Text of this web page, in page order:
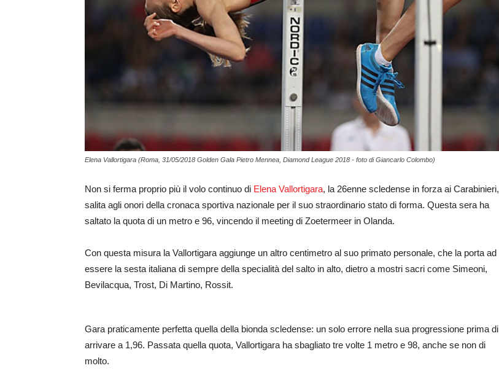
Elena Vallortigara (Roma, 31/05/2018 Golden Gala Pietro Mennea, Diamond League 2018 - foto di Giancarlo Colombo)
Non si ferma proprio più il volo continuo di Elena Vallortigara, la 26enne scledense in forza ai Carabinieri,
salita agli onori della cronaca sportiva nazionale per il suo straordinario stato di forma. Questa sera ha
saltato la quota di un metro e 96, vincendo il meeting di Zoetermeer in Olanda.
Con questa misura la Vallortigara aggiunge un altro centimetro al suo primato personale, che la porta ad
essere la sesta italiana di sempre della specialità del salto in alto, dietro a mostri sacri come Simeoni,
Bevilacqua, Trost, Di Martino, Rossit.
Gara praticamente perfetta quella della bionda scledense: un solo errore nella sua progressione prima di
arrivare a 1,96. Passata quella quota, Vallortigara ha sbagliato tre volte 1 metro e 98, anche se non di
molto.